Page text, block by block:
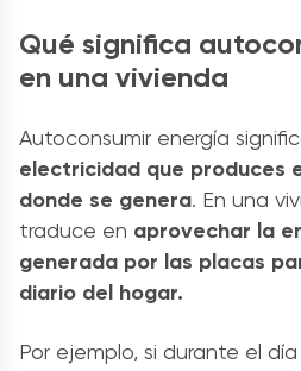
Qué significa
en una vivienda
Autoconsumir energía
electricidad que produces
donde se genera. En una
traduce en aprovechar la
generada por las placas
diario del hogar.
Por ejemplo, si durante el día